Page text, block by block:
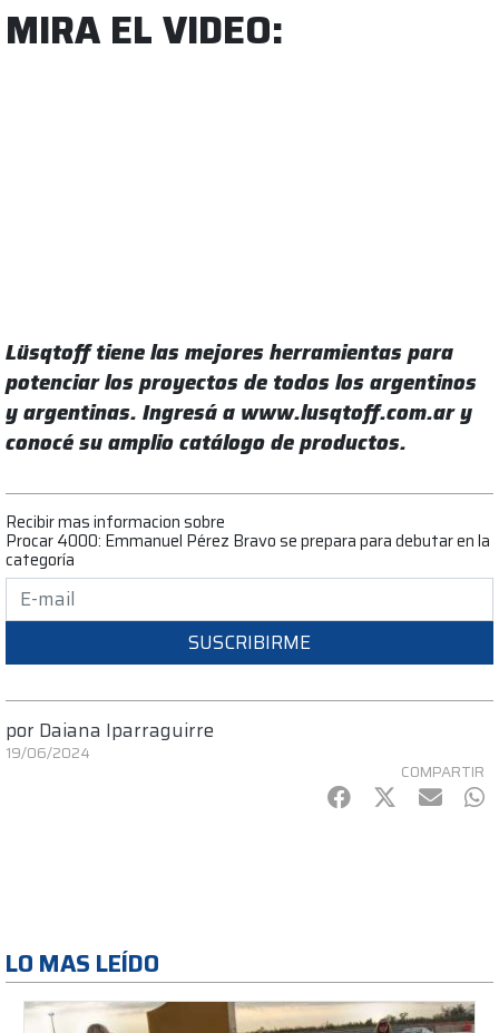
MIRA EL VIDEO:
Lüsqtoff tiene las mejores herramientas para
potenciar los proyectos de todos los argentinos
y argentinas. Ingresá a www.lusqtoff.com.ar y
conocé su amplio catálogo de productos.
Recibir mas informacion sobre
Procar 4000: Emmanuel Pérez Bravo se prepara para debutar en la
categoría
SUSCRIBIRME
por Daiana Iparraguirre
19/06/2024
COMPARTIR
Facebook
Twitter
mail
LO MAS LEÍDO